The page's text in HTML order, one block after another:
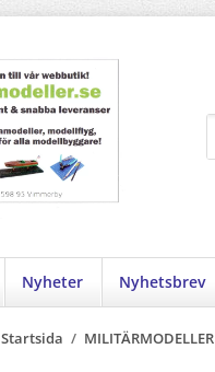
Nyheter Nyhetsbrev
Startsida / MILITÄRMODELLER